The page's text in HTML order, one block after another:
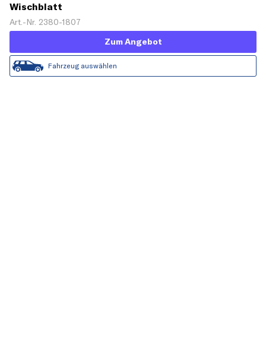
Wischblatt
Art.-Nr. 2380-1807
Zum Angebot
Fahrzeug auswählen